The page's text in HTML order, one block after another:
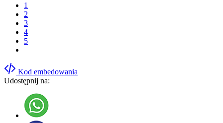
1
2
3
4
5
Kod embedowania
Udostępnij na: